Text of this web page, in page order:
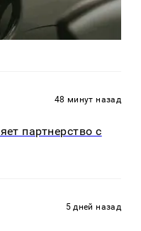
48 минут назад
партнерство с
5 дней назад